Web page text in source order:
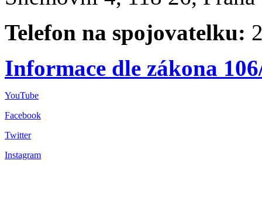
Telefon na spojovatelku:
Informace dle zákona
YouTube
Facebook
Twitter
Instagram